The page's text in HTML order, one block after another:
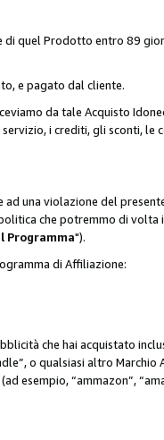
quel Prodotto entro 89
e pagato dal cliente.
da tale Acquisto
i crediti, gli sconti, le
una violazione del
che potremmo di volta
Programma").
di Affiliazione:
che hai acquistato
o qualsiasi altro Marchio
esempio, “ammazon”,